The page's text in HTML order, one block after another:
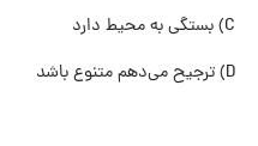
C) بستگی به محیط دارد
D) ترجیح می‌دهم متنوع باشد